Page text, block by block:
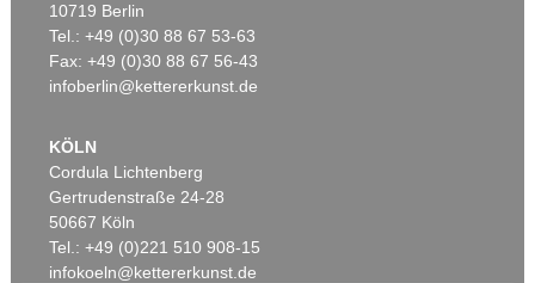
LUCIO FONTANA
Concetto spaziale, Attesa , 1964
Ergebnis:€ 155.250
Ergebnis:
10719 Berlin
Tel.: +49 (0)30 88 67 53-63
Fax: +49 (0)30 88 67 56-43
infoberlin@kettererkunst.de
KÖLN
Cordula Lichtenberg
Gertrudenstraße 24-28
50667 Köln
Tel.: +49 (0)221 510 908-15
infokoeln@kettererkunst.de